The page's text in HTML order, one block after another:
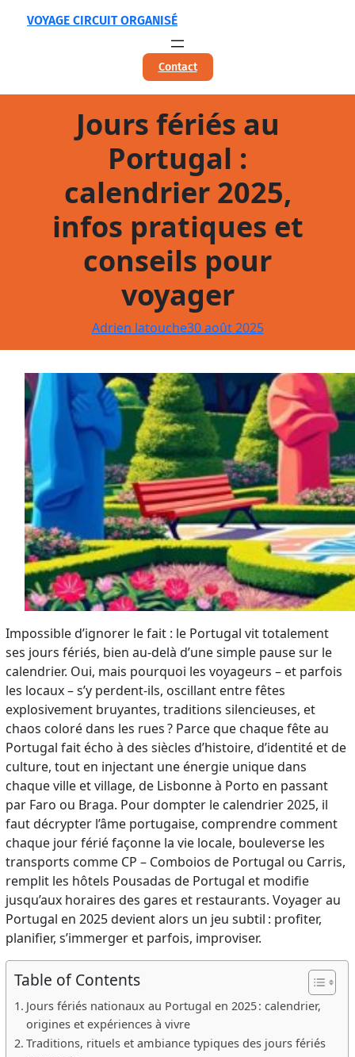
VOYAGE CIRCUIT ORGANISÉ
Contact
Jours fériés au
Portugal :
calendrier 2025,
infos pratiques et
conseils pour
voyager
Adrien latouche30 août 2025
Impossible d’ignorer le fait : le Portugal vit totalement
ses jours fériés, bien au-delà d’une simple pause sur le
calendrier. Oui, mais pourquoi les voyageurs – et parfois
les locaux – s’y perdent-ils, oscillant entre fêtes
explosivement bruyantes, traditions silencieuses, et
chaos coloré dans les rues ? Parce que chaque fête au
Portugal fait écho à des siècles d’histoire, d’identité et de
culture, tout en injectant une énergie unique dans
chaque ville et village, de Lisbonne à Porto en passant
par Faro ou Braga. Pour dompter le calendrier 2025, il
faut décrypter l’âme portugaise, comprendre comment
chaque jour férié façonne la vie locale, bouleverse les
transports comme CP – Comboios de Portugal ou Carris,
remplit les hôtels Pousadas de Portugal et modifie
jusqu’aux horaires des gares et restaurants. Voyager au
Portugal en 2025 devient alors un jeu subtil : profiter,
planifier, s’immerger et parfois, improviser.
Table of Contents
Jours fériés nationaux au Portugal en 2025 : calendrier,
origines et expériences à vivre
Traditions, rituels et ambiance typiques des jours fériés